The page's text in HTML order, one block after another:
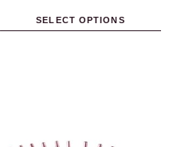
SELECT OPTIONS